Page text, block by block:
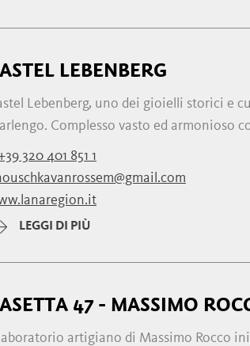
LEBENBERG
Lebenberg, uno dei gioielli storici e
Complesso vasto ed armonioso
320 401 851 1
LEGGI DI PIÙ
47 - MASSIMO
laboratorio artigiano di Massimo Rocco